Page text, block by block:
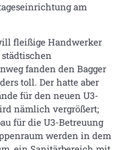
am
fleißige Handwerker
fanden den Bagger
toll. Der hatte aber
für den neuen U3-
nämlich vergrößert;
für die U3-Betreuung
werden in dem